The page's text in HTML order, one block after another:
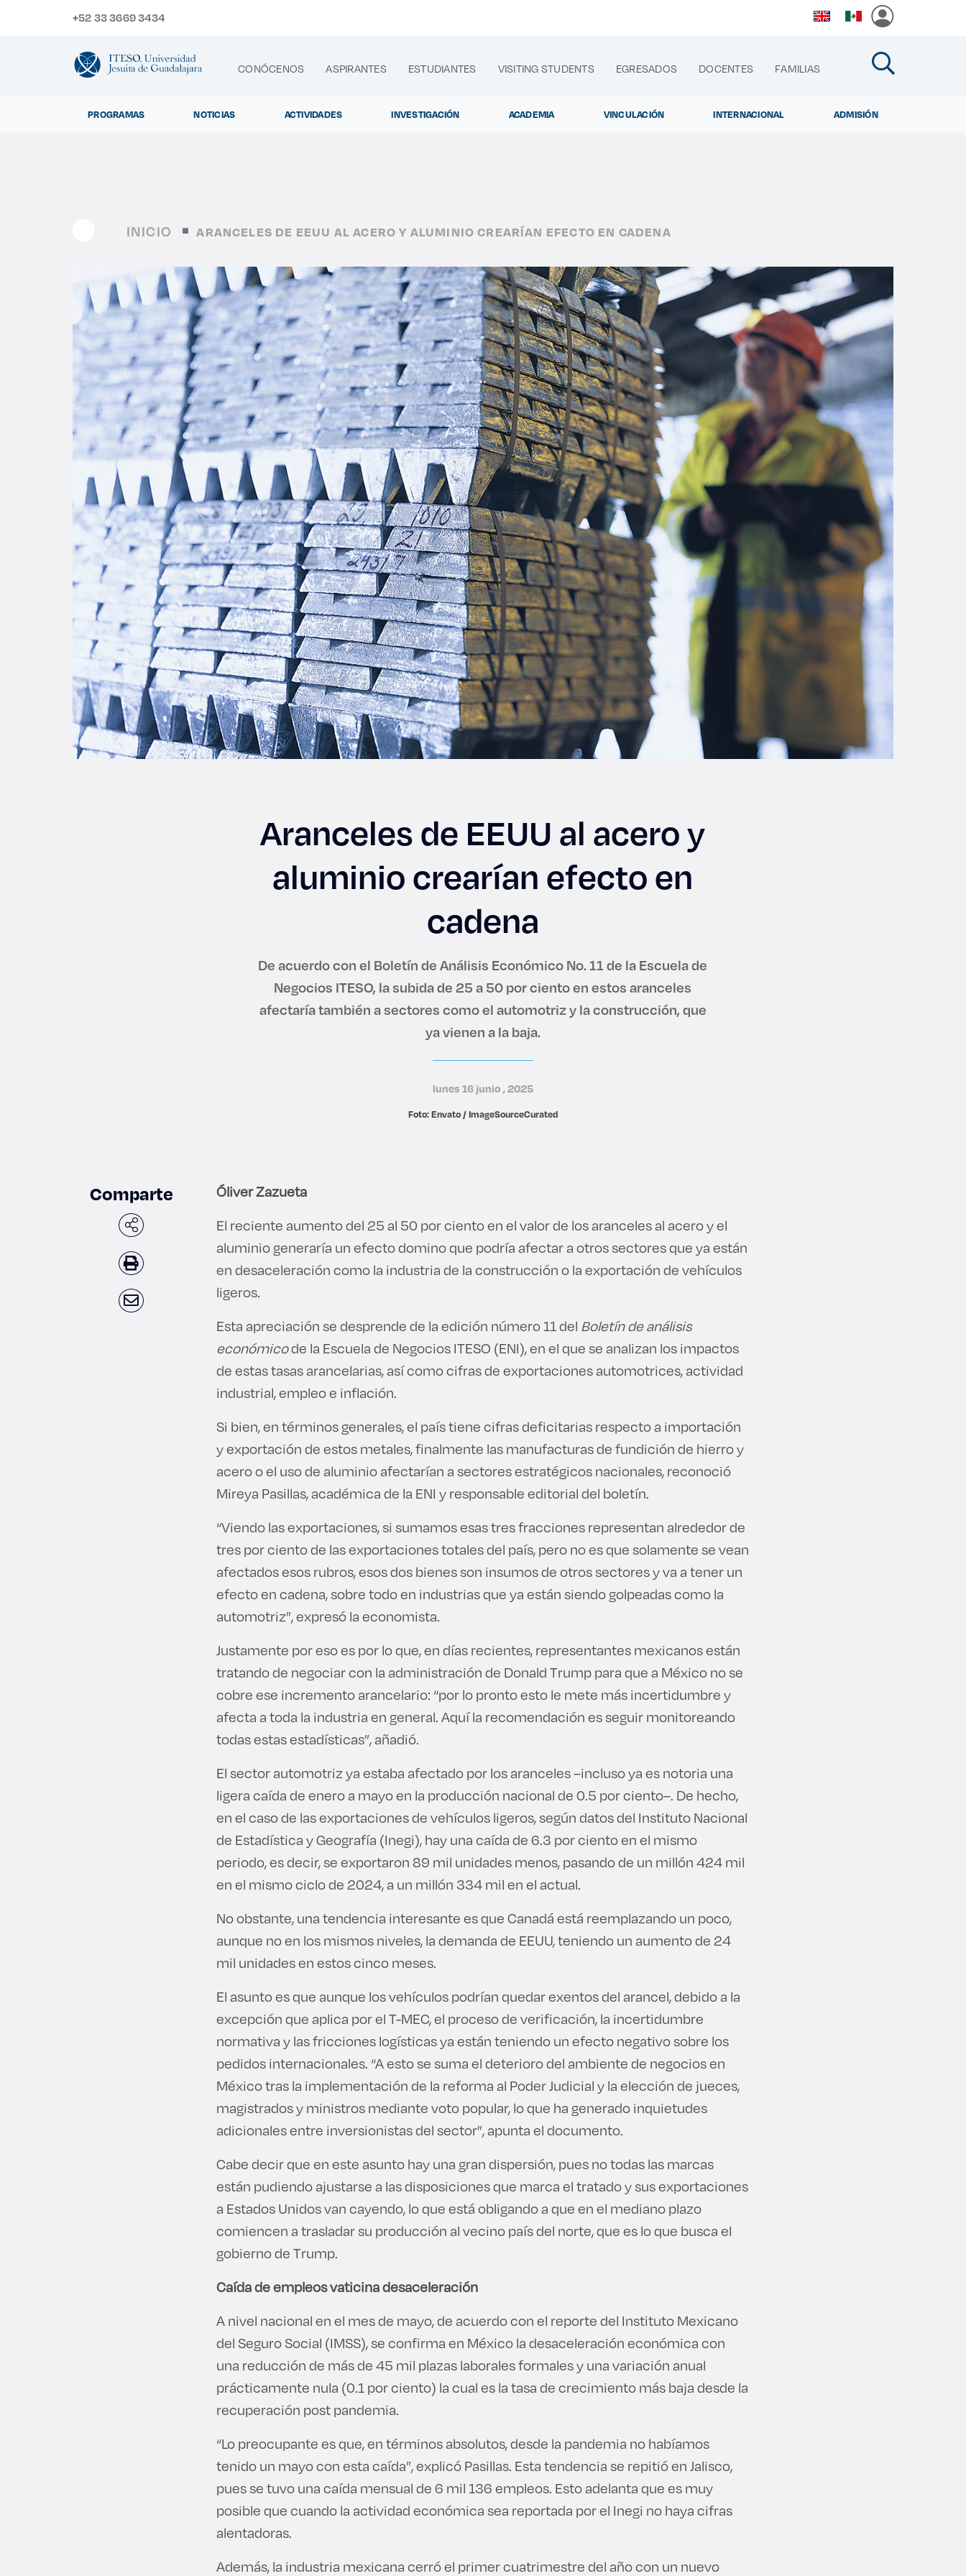
+52 33 3669 3434
CONÓCENOS ASPIRANTES ESTUDIANTES VISITING STUDENTS EGRESADOS DOCENTES FAMILIAS
PROGRAMAS NOTICIAS ACTIVIDADES INVESTIGACIÓN ACADEMIA VINCULACIÓN INTERNACIONAL ADMISIÓN
Diplomados y Curs|
Enlaces de interés
Aspirantes
Becas
Graduaciones
CRUCE
Derecho
Lo más buscado
Carreras
Derecho
Prepa ITESO
Becas
Sustentabilidad
INICIO ARANCELES DE EEUU AL ACERO Y ALUMINIO CREARÍAN EFECTO EN CADENA
Aranceles de EEUU al acero y
aluminio crearían efecto en
cadena
De acuerdo con el Boletín de Análisis Económico No. 11 de la Escuela de
Negocios ITESO, la subida de 25 a 50 por ciento en estos aranceles
afectaría también a sectores como el automotriz y la construcción, que
ya vienen a la baja.
lunes 16 junio , 2025
Foto: Envato / ImageSourceCurated
Comparte
Óliver Zazueta
El reciente aumento del 25 al 50 por ciento en el valor de los aranceles al acero y el
aluminio generaría un efecto domino que podría afectar a otros sectores que ya están
en desaceleración como la industria de la construcción o la exportación de vehículos
ligeros.
Esta apreciación se desprende de la edición número 11 del Boletín de análisis
económicode la Escuela de Negocios ITESO (ENI), en el que se analizan los impactos
de estas tasas arancelarias, así como cifras de exportaciones automotrices, actividad
industrial, empleo e inflación.
Si bien, en términos generales, el país tiene cifras deficitarias respecto a importación
y exportación de estos metales, finalmente las manufacturas de fundición de hierro y
acero o el uso de aluminio afectarían a sectores estratégicos nacionales, reconoció
Mireya Pasillas, académica de la ENI y responsable editorial del boletín.
“Viendo las exportaciones, si sumamos esas tres fracciones representan alrededor de
tres por ciento de las exportaciones totales del país, pero no es que solamente se vean
afectados esos rubros, esos dos bienes son insumos de otros sectores y va a tener un
efecto en cadena, sobre todo en industrias que ya están siendo golpeadas como la
automotriz”, expresó la economista.
Justamente por eso es por lo que, en días recientes, representantes mexicanos están
tratando de negociar con la administración de Donald Trump para que a México no se
cobre ese incremento arancelario: “por lo pronto esto le mete más incertidumbre y
afecta a toda la industria en general. Aquí la recomendación es seguir monitoreando
todas estas estadísticas”, añadió.
El sector automotriz ya estaba afectado por los aranceles –incluso ya es notoria una
ligera caída de enero a mayo en la producción nacional de 0.5 por ciento–. De hecho,
en el caso de las exportaciones de vehículos ligeros, según datos del Instituto Nacional
de Estadística y Geografía (Inegi), hay una caída de 6.3 por ciento en el mismo
periodo, es decir, se exportaron 89 mil unidades menos, pasando de un millón 424 mil
en el mismo ciclo de 2024, a un millón 334 mil en el actual.
No obstante, una tendencia interesante es que Canadá está reemplazando un poco,
aunque no en los mismos niveles, la demanda de EEUU, teniendo un aumento de 24
mil unidades en estos cinco meses.
El asunto es que aunque los vehículos podrían quedar exentos del arancel, debido a la
excepción que aplica por el T-MEC, el proceso de verificación, la incertidumbre
normativa y las fricciones logísticas ya están teniendo un efecto negativo sobre los
pedidos internacionales. “A esto se suma el deterioro del ambiente de negocios en
México tras la implementación de la reforma al Poder Judicial y la elección de jueces,
magistrados y ministros mediante voto popular, lo que ha generado inquietudes
adicionales entre inversionistas del sector”, apunta el documento.
Cabe decir que en este asunto hay una gran dispersión, pues no todas las marcas
están pudiendo ajustarse a las disposiciones que marca el tratado y sus exportaciones
a Estados Unidos van cayendo, lo que está obligando a que en el mediano plazo
comiencen a trasladar su producción al vecino país del norte, que es lo que busca el
gobierno de Trump.
Caída de empleos vaticina desaceleración
A nivel nacional en el mes de mayo, de acuerdo con el reporte del Instituto Mexicano
del Seguro Social (IMSS), se confirma en México la desaceleración económica con
una reducción de más de 45 mil plazas laborales formales y una variación anual
prácticamente nula (0.1 por ciento) la cual es la tasa de crecimiento más baja desde la
recuperación post pandemia.
“Lo preocupante es que, en términos absolutos, desde la pandemia no habíamos
tenido un mayo con esta caída”, explicó Pasillas. Esta tendencia se repitió en Jalisco,
pues se tuvo una caída mensual de 6 mil 136 empleos. Esto adelanta que es muy
posible que cuando la actividad económica sea reportada por el Inegi no haya cifras
alentadoras.
Además, la industria mexicana cerró el primer cuatrimestre del año con un nuevo